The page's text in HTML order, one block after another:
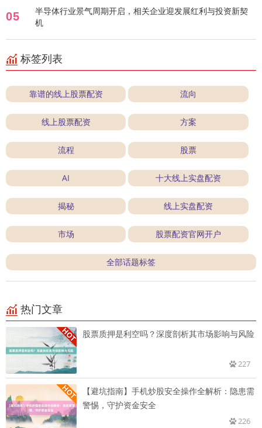
05
半导体行业景气周期开启，相关企业迎发展红利与投资新契
机
标签列表
靠谱的线上股票配资 流向
线上股票配资 方案
流程 股票
AI 十大线上实盘配资
揭秘 线上实盘配资
市场 股票配资官网开户
全部话题标签
热门文章
股票质押是利空吗？深度剖析其市场影响与风险
227
【避坑指南】手机炒股安全操作全解析：隐患需
警惕，守护资金安全
226